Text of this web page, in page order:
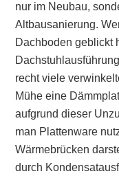
nur im Neubau,
Altbausanierung.
Dachboden geblickt
recht viele
Mühe eine
aufgrund dieser
man Plattenware
Wärmebrücken
durch